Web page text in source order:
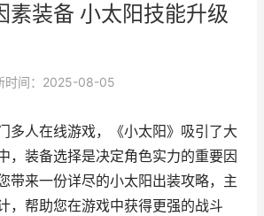
素装备 小太阳技能升级
时间：2025-08-05
多人在线游戏，《小太阳》吸引了大
，装备选择是决定角色实力的重要因
带来一份详尽的小太阳出装攻略，主
，帮助您在游戏中获得更强的战斗